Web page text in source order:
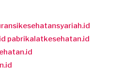
pabrikalatkesehatan.id